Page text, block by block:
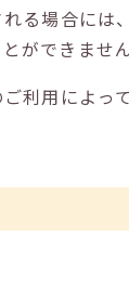
る場合に
ができません
利用によっ